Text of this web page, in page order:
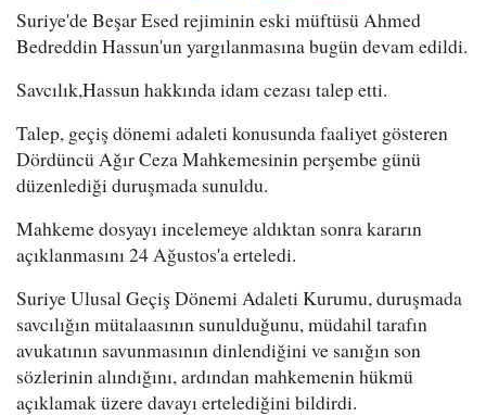
Suriye'de Beşar Esed rejiminin eski müftüsü Ahmed
Bedreddin Hassun'un yargılanmasına bugün devam edildi.
Savcılık,Hassun hakkında idam cezası talep etti.
Talep, geçiş dönemi adaleti konusunda faaliyet gösteren
Dördüncü Ağır Ceza Mahkemesinin perşembe günü
düzenlediği duruşmada sunuldu.
Mahkeme dosyayı incelemeye aldıktan sonra kararın
açıklanmasını 24 Ağustos'a erteledi.
Suriye Ulusal Geçiş Dönemi Adaleti Kurumu, duruşmada
savcılığın mütalaasının sunulduğunu, müdahil tarafın
avukatının savunmasının dinlendiğini ve sanığın son
sözlerinin alındığını, ardından mahkemenin hükmü
açıklamak üzere davayı ertelediğini bildirdi.